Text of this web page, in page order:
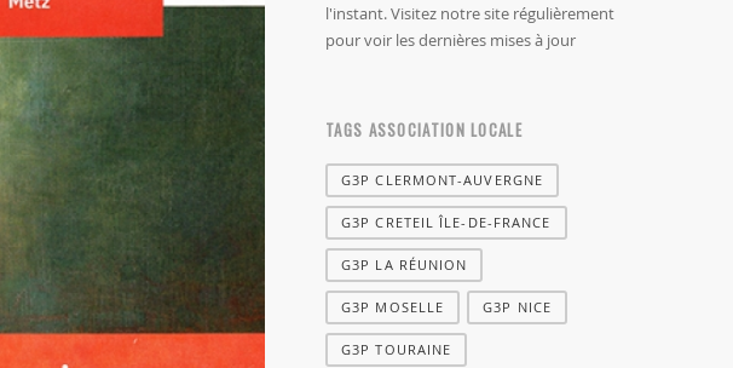
l'instant. Visitez notre site régulièrement
pour voir les dernières mises à jour
TAGS ASSOCIATION LOCALE
G3P CLERMONT-AUVERGNE
G3P CRETEIL ÎLE-DE-FRANCE
G3P LA RÉUNION
G3P MOSELLE G3P NICE
G3P TOURAINE